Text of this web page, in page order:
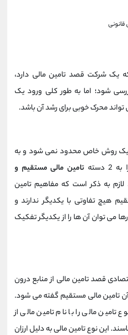
قانونی
شرکت قصد تامین مالی دارد،
شود؛ اما به طور کلی ورود یک
محرک خوبی برای رشد آن باشد.
یک روش خاص محدود نمی شود و به
تامین مالی مستقیم و
به ذکر است که مفاهیم تامین
هیچ تفاوتی با یکدیگر ندارند و
می توان آن ها را از یکدیگر تفکیک
قصد تامین مالی از منابع درون
تامین مالی مستقیم گفته می شود.
تامین مالی را با نام تامین مالی از
این نوع تامین مالی به دلیل ارزان